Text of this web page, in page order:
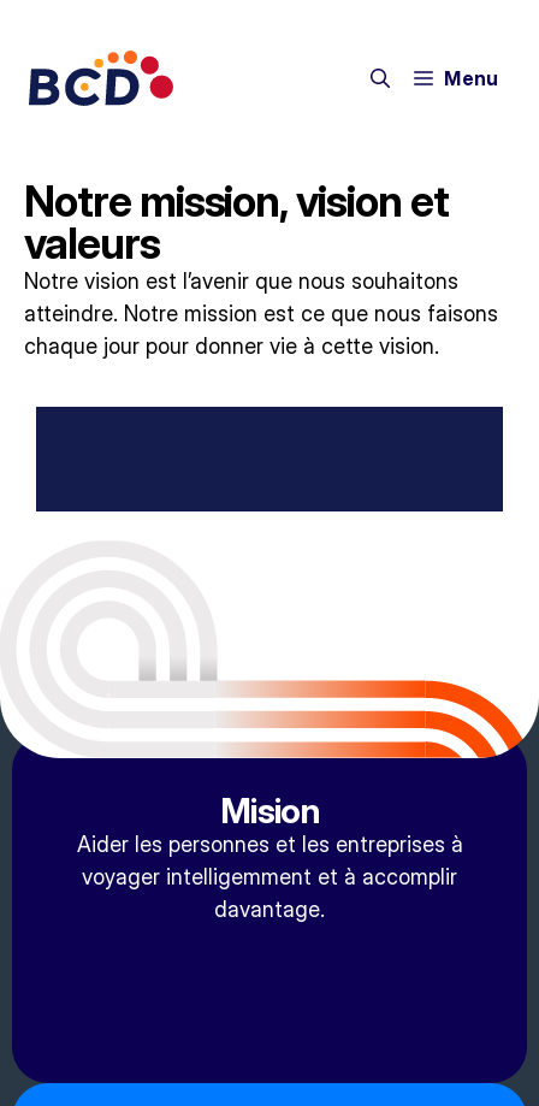
Menu
Notre mission, vision et
valeurs
Notre vision est l’avenir que nous souhaitons
atteindre. Notre mission est ce que nous faisons
chaque jour pour donner vie à cette vision.
Mision
Aider les personnes et les entreprises à
voyager intelligemment et à accomplir
davantage.